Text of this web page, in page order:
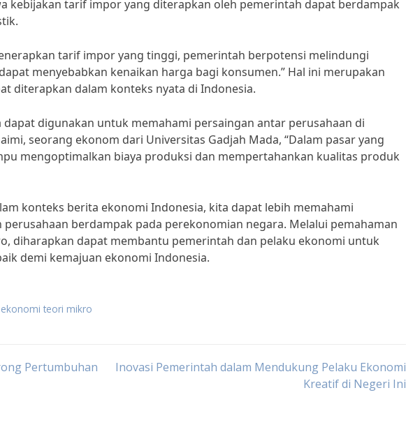
kebijakan tarif impor yang diterapkan oleh pemerintah dapat berdampak
tarif impor yang tinggi, pemerintah berpotensi melindungi
menyebabkan kenaikan harga bagi konsumen.” Hal ini merupakan
diterapkan dalam konteks nyata di Indonesia.
digunakan untuk memahami persaingan antar perusahaan di
seorang ekonom dari Universitas Gadjah Mada, “Dalam pasar yang
mengoptimalkan biaya produksi dan mempertahankan kualitas produk
konteks berita ekonomi Indonesia, kita dapat lebih memahami
berdampak pada perekonomian negara. Melalui pemahaman
diharapkan dapat membantu pemerintah dan pelaku ekonomi untuk
demi kemajuan ekonomi Indonesia.
teori mikro
Pertumbuhan
Inovasi Pemerintah dalam Mendukung Pelaku Ekonomi
Kreatif di Negeri Ini